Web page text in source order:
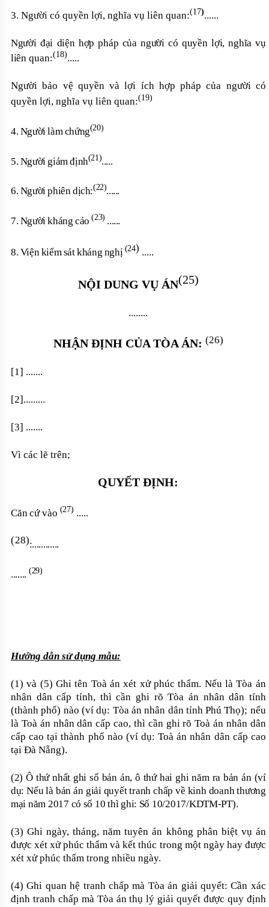
3. Người có quyền lợi, nghĩa vụ liên quan:(17)......
Người đại diện hợp pháp của người có quyền lợi, nghĩa vụ
liên quan:(18).....
Người bảo vệ quyền và lợi ích hợp pháp của người có
quyền lợi, nghĩa vụ liên quan:(19)
4. Người làm chứng(20)
5. Người giám định(21).....
6. Người phiên dịch:(22)......
7. Người kháng cáo (23) ......
8. Viện kiểm sát kháng nghị(24) .....
NỘI DUNG VỤ ÁN(25)
........
NHẬN ĐỊNH CỦA TÒA ÁN: (26)
[1] .......
[2].........
[3] .......
Vì các lẽ trên;
QUYẾT ĐỊNH:
Căn cứ vào (27) .....
(28):............
....... (29)
Hướng dẫn sử dụng mẫu:
(1) và (5) Ghi tên Toà án xét xử phúc thẩm. Nếu là Tòa án
nhân dân cấp tỉnh, thì cần ghi rõ Tòa án nhân dân tỉnh
(thành phố) nào (ví dụ: Tòa án nhân dân tỉnh Phú Thọ); nếu
là Toà án nhân dân cấp cao, thì cần ghi rõ Toà án nhân dân
cấp cao tại thành phố nào (ví dụ: Toà án nhân dân cấp cao
tại Đà Nẵng).
(2) Ô thứ nhất ghi số bản án, ô thứ hai ghi năm ra bản án (ví
dụ: Nếu là bản án giải quyết tranh chấp về kinh doanh thương
mại năm 2017 có số 10 thì ghi: Số 10/2017/KDTM-PT).
(3) Ghi ngày, tháng, năm tuyên án không phân biệt vụ án
được xét xử phúc thẩm và kết thúc trong một ngày hay được
xét xử phúc thẩm trong nhiều ngày.
(4) Ghi quan hệ tranh chấp mà Tòa án giải quyết: Cần xác
định tranh chấp mà Tòa án thụ lý giải quyết được quy định